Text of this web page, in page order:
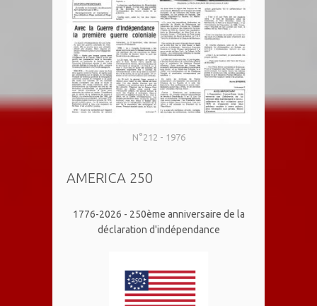
N°212 - 1976
AMERICA 250
1776-2026 - 250ème anniversaire de la
déclaration d'indépendance